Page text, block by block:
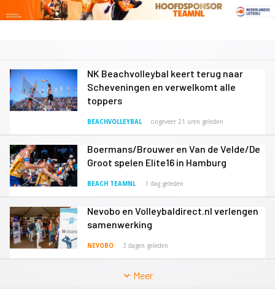
NK Beachvolleybal keert terug naar
Scheveningen en verwelkomt alle
toppers
BEACHVOLLEYBAL ongeveer 21 uren geleden
Boermans/Brouwer en Van de Velde/De
Groot spelen Elite16 in Hamburg
BEACH TEAMNL 1 dag geleden
Nevobo en Volleybaldirect.nl verlengen
samenwerking
NEVOBO 3 dagen geleden
Meer